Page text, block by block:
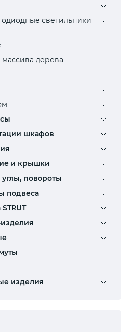
светильники
дерева
шкафов
и крышки
повороты
подвеса
изделия